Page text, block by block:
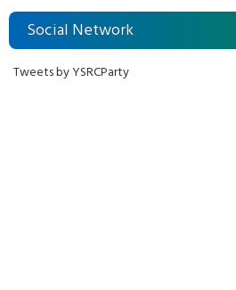
Social Network
Tweets by YSRCParty